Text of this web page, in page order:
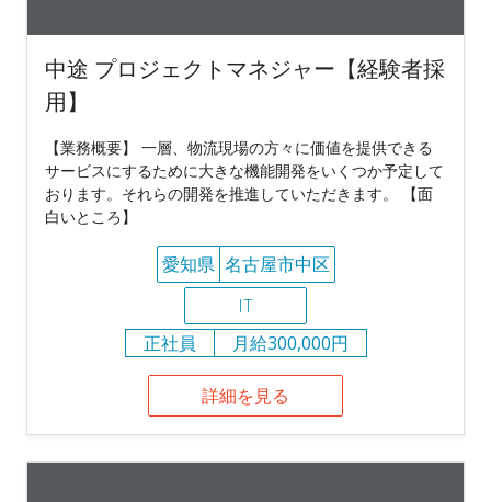
中途 プロジェクトマネジャー【経験者採
用】
【業務概要】 一層、物流現場の方々に価値を提供できる
サービスにするために大きな機能開発をいくつか予定して
おります。それらの開発を推進していただきます。 【面
白いところ】
愛知県 名古屋市中区
IT
正社員
月給300,000円
詳細を見る